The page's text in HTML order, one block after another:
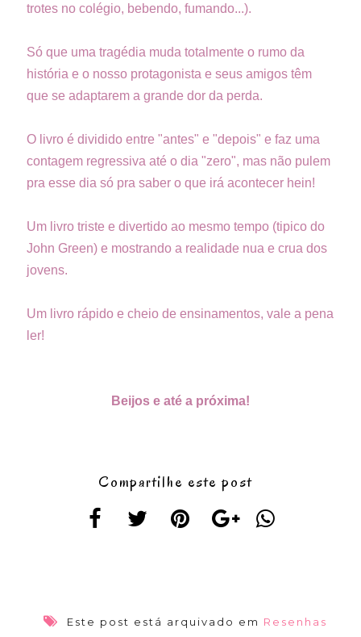
trotes no colégio, bebendo, fumando...).
Só que uma tragédia muda totalmente o rumo da
história e o nosso protagonista e seus amigos têm
que se adaptarem a grande dor da perda.
O livro é dividido entre "antes" e "depois" e faz uma
contagem regressiva até o dia "zero", mas não pulem
pra esse dia só pra saber o que irá acontecer hein!
Um livro triste e divertido ao mesmo tempo (tipico do
John Green) e mostrando a realidade nua e crua dos
jovens.
Um livro rápido e cheio de ensinamentos, vale a pena
ler!
Beijos e até a próxima!
Compartilhe este post
Este post está arquivado em Resenhas